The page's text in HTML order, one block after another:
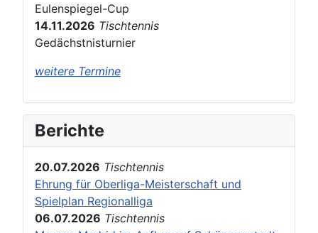
Eulenspiegel-Cup
14.11.2026 Tischtennis
Gedächstnisturnier
weitere Termine
Berichte
20.07.2026 Tischtennis
Ehrung für Oberliga-Meisterschaft und
Spielplan Regionalliga
06.07.2026 Tischtennis